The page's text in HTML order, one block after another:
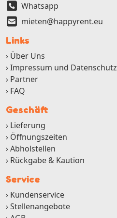
Whatsapp
mieten@happyrent.eu
Links
Über Uns
Impressum und Datenschutz
Partner
FAQ
Geschäft
Lieferung
Öffnungszeiten
Abholstellen
Rückgabe & Kaution
Service
Kundenservice
Stellenangebote